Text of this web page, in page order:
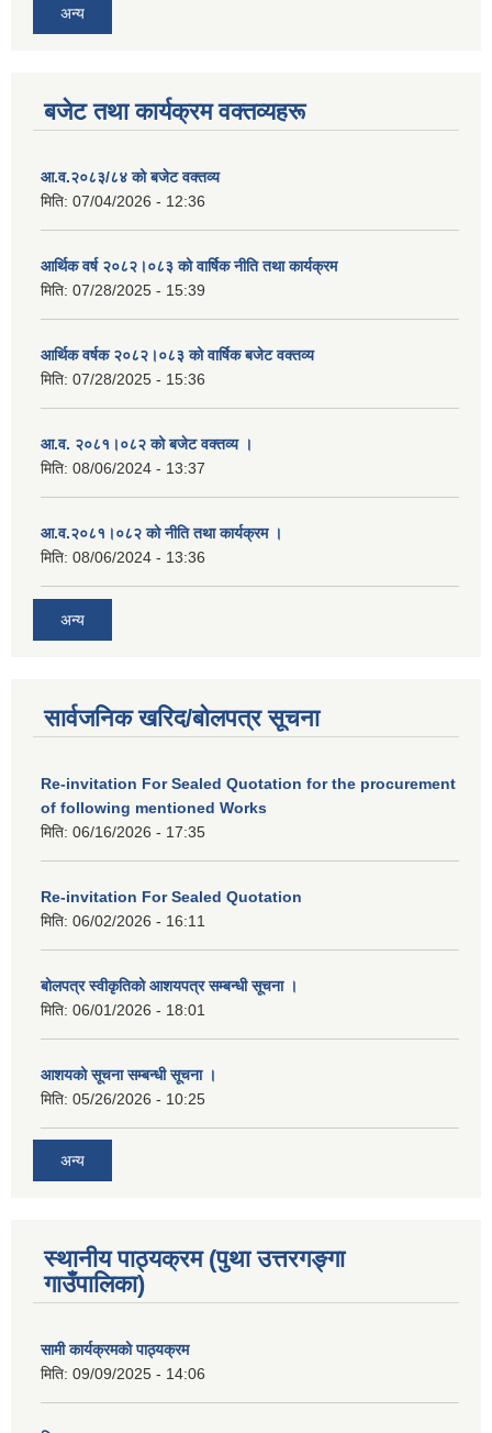
अन्य
बजेट तथा कार्यक्रम वक्तव्यहरू
आ.व.२०८३/८४ को बजेट वक्तव्य
मिति: 07/04/2026 - 12:36
आर्थिक वर्ष २०८२।०८३ को वार्षिक नीति तथा कार्यक्रम
मिति: 07/28/2025 - 15:39
आर्थिक वर्षक २०८२।०८३ को वार्षिक बजेट वक्तव्य
मिति: 07/28/2025 - 15:36
आ.व. २०८१।०८२ को बजेट वक्तव्य ।
मिति: 08/06/2024 - 13:37
आ.व.२०८१।०८२ को नीति तथा कार्यक्रम ।
मिति: 08/06/2024 - 13:36
अन्य
सार्वजनिक खरिद/बोलपत्र सूचना
Re-invitation For Sealed Quotation for the procurement
of following mentioned Works
मिति: 06/16/2026 - 17:35
Re-invitation For Sealed Quotation
मिति: 06/02/2026 - 16:11
बोलपत्र स्वीकृतिको आशयपत्र सम्बन्धी सूचना ।
मिति: 06/01/2026 - 18:01
आशयको सूचना सम्बन्धी सूचना ।
मिति: 05/26/2026 - 10:25
अन्य
स्थानीय पाठ्यक्रम (पुथा उत्तरगङ्गा
गाउँपालिका)
सामी कार्यक्रमको पाठ्यक्रम
मिति: 09/09/2025 - 14:06